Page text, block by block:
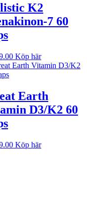
K2
7 60
Köp här
Earth
D3/K2 60
Köp här